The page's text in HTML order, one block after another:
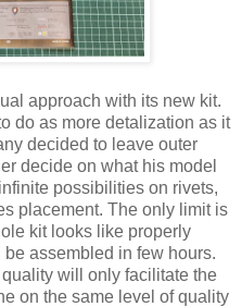
approach with its new kit.
do as more detalization as it
decided to leave outer
decide on what his model
possibilities on rivets,
placement. The only limit is
kit looks like properly
assembled in few hours.
will only facilitate the
on the same level of quality